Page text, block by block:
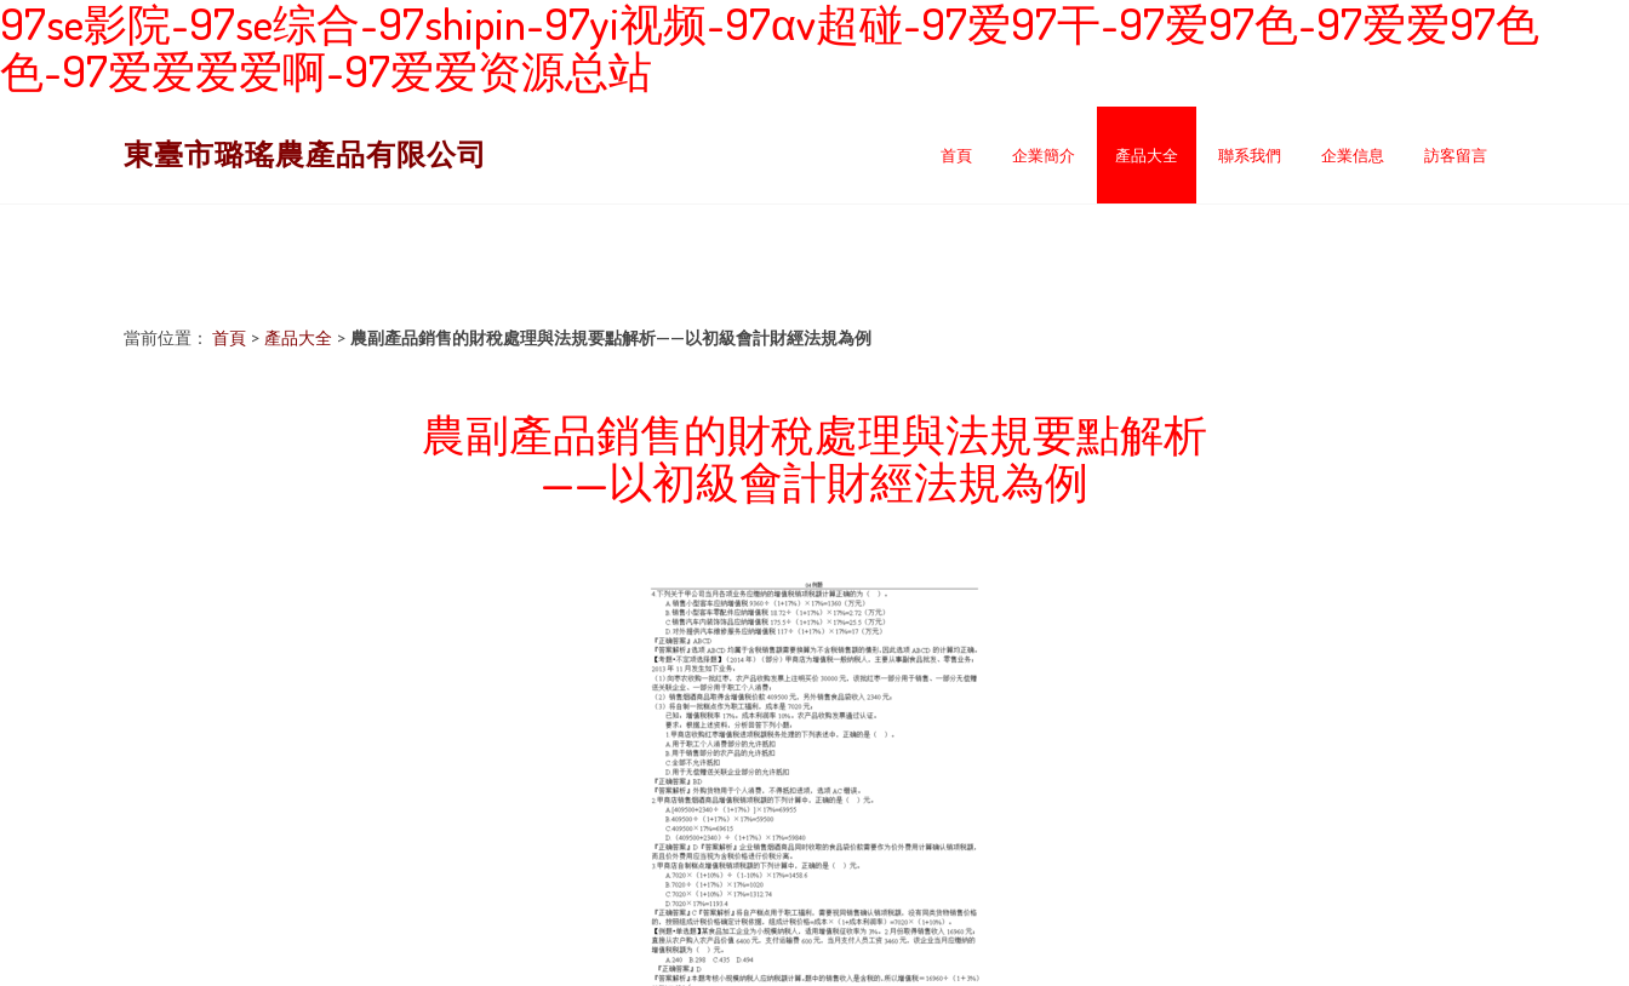
97se影院-97se综合-97shipin-97yi视频-97αv超碰-97爱97干-97爱97色-97爱爱97色
色-97爱爱爱爱啊-97爱爱资源总站
東臺市璐瑤農產品有限公司 首頁 企業簡介 產品大全 聯系我們 企業信息 訪客留言
當前位置： 首頁 > 產品大全 > 農副產品銷售的財稅處理與法規要點解析——以初級會計財經法規為例
農副產品銷售的財稅處理與法規要點解析
——以初級會計財經法規為例